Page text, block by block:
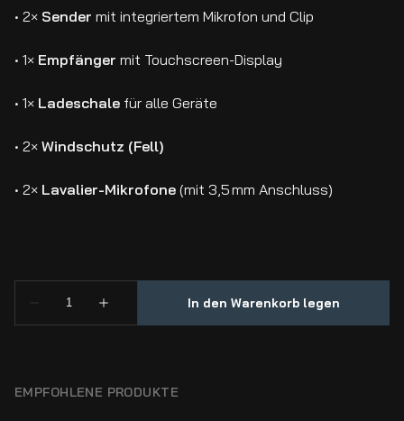
• 2× Sender mit integriertem Mikrofon und Clip
• 1× Empfänger mit Touchscreen-Display
• 1× Ladeschale für alle Geräte
• 2× Windschutz (Fell)
• 2× Lavalier-Mikrofone (mit 3,5 mm Anschluss)
EMPFOHLENE PRODUKTE